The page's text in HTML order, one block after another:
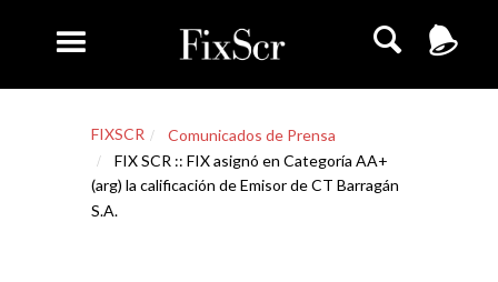
FIXSCR
Comunicados de Prensa
FIX SCR :: FIX asignó en Categoría AA+
(arg) la calificación de Emisor de CT Barragán
S.A.